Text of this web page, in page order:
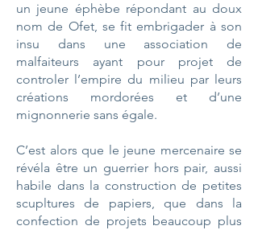
un jeune éphèbe répondant au doux
nom de Ofet, se fit embrigader à son
insu dans une association de
malfaiteurs ayant pour projet de
controler l’empire du milieu par leurs
créations mordorées et d’une
mignonnerie sans égale.
C’est alors que le jeune mercenaire se
révéla être un guerrier hors pair, aussi
habile dans la construction de petites
scupltures de papiers, que dans la
confection de projets beaucoup plus